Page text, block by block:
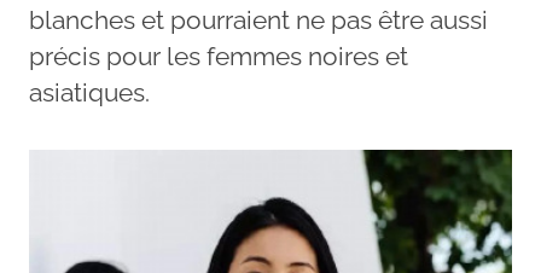
blanches et pourraient ne pas être aussi
précis pour les femmes noires et
asiatiques.